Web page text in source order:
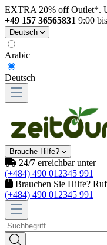
EXTRA 20% off Outlet*.
+49 157 36565831 9:00
Deutsch
Arabic
Deutsch
Brauche Hilfe?
24/7 erreichbar unter
(+484) 490 012345 991
Brauchen Sie Hilfe?
(+484) 490 012345 991